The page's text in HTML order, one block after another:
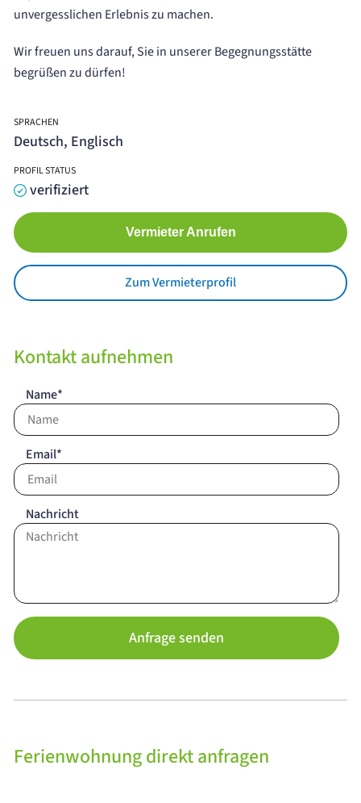
unvergesslichen Erlebnis zu machen.
Wir freuen uns darauf, Sie in unserer Begegnungsstätte
begrüßen zu dürfen!
SPRACHEN
Deutsch, Englisch
verifiziert
PROFIL STATUS
Vermieter Anrufen
Zum Vermieterprofil
Kontakt aufnehmen
Name*
Email*
Nachricht
Anfrage senden
Ferienwohnung direkt anfragen